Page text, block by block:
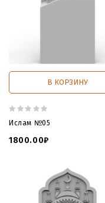
В КОРЗИНУ
Ислам №05
1800.00₽